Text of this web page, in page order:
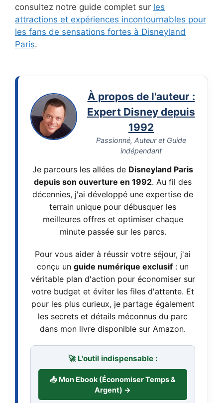
consultez notre guide complet sur les
attractions et expériences incontournables pour
les fans de sensations fortes à Disneyland
Paris.
À propos de l'auteur :
Expert Disney depuis
1992
Passionné, Auteur et Guide
indépendant
Je parcours les allées de Disneyland Paris
depuis son ouverture en 1992. Au fil des
décennies, j'ai développé une expertise de
terrain unique pour débusquer les
meilleures offres et optimiser chaque
minute passée sur les parcs.
Pour vous aider à réussir votre séjour, j'ai
conçu un guide numérique exclusif : un
véritable plan d'action pour économiser sur
votre budget et éviter les files d'attente. Et
pour les plus curieux, je partage également
les secrets et détails méconnus du parc
dans mon livre disponible sur Amazon.
🚀 L'outil indispensable :
📥 Mon Ebook (Économiser Temps &
Argent) →